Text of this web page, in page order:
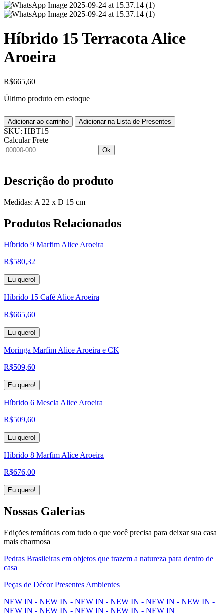
Híbrido 15 Terracota Alice
Aroeira
R$665,60
Último produto em estoque
Adicionar ao carrinho Adicionar na Lista de Presentes
SKU: HBT15
Calcular Frete
Ok
Descrição do produto
Medidas: A 22 x D 15 cm
Produtos Relacionados
Híbrido 9 Marfim Alice Aroeira
R$580,32
Eu quero!
Híbrido 15 Café Alice Aroeira
R$665,60
Eu quero!
Moringa Marfim Alice Aroeira e CK
R$509,60
Eu quero!
Híbrido 6 Mescla Alice Aroeira
R$509,60
Eu quero!
Híbrido 8 Marfim Alice Aroeira
R$676,00
Eu quero!
Nossas Galerias
Edições temáticas com tudo o que você precisa para deixar sua casa
mais charmosa
Pedras Brasileiras em objetos que trazem a natureza para dentro de
casa
Peças de Décor Presentes Ambientes
NEW IN - NEW IN - NEW IN - NEW IN - NEW IN - NEW IN -
NEW IN - NEW IN - NEW IN - NEW IN - NEW IN